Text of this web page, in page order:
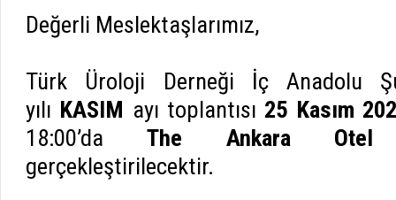
Değerli Meslektaşlarımız,
Türk Üroloji Derneği İç Anadolu
yılı KASIM ayı toplantısı 25 Kasım
18:00’da The Ankara Otel
gerçekleştirilecektir.